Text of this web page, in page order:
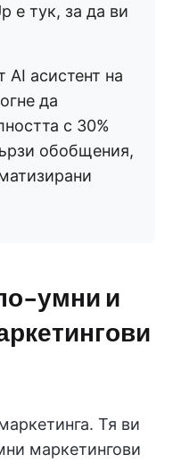
е тук, за да ви
AI асистент на
да
с 30%
обобщения,
умни и
Тя ви
маркетингови